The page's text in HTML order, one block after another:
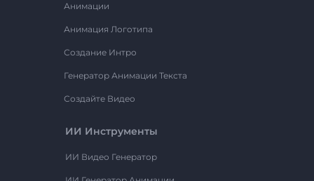
Анимации
Анимация Логотипа
Создание Интро
Генератор Анимации Текста
Создайте Видео
ИИ Инструменты
ИИ Видео Генератор